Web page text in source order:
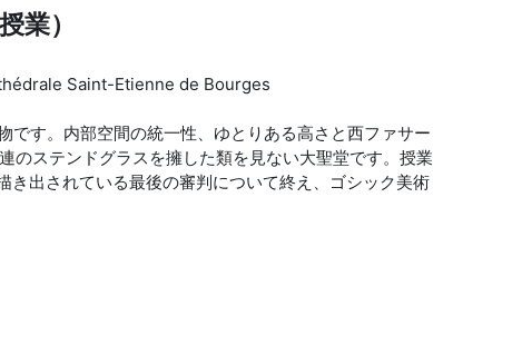
業）
Saint-Etienne de Bourges
す。内部空間の統一性、ゆとりある高さと西ファサー
のステンドグラスを擁した類を見ない大聖堂です。授業
出されている最後の審判について終え、ゴシック美術